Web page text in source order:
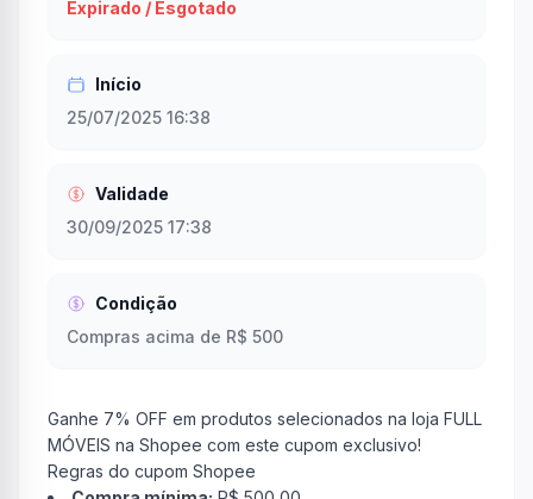
Expirado / Esgotado
Início
25/07/2025 16:38
Validade
30/09/2025 17:38
Condição
Compras acima de R$ 500
Ganhe 7% OFF em produtos selecionados na loja FULL
MÓVEIS na Shopee com este cupom exclusivo!
Regras do cupom Shopee